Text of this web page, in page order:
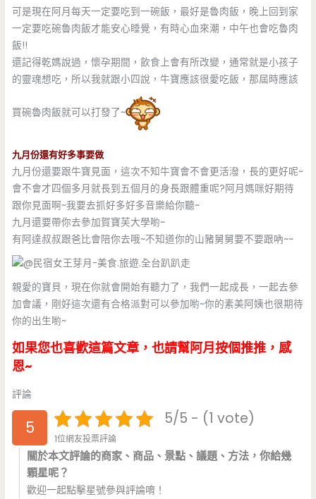
可是現在阿月每天一定要吃到一碗飯，最好是魯肉飯，晚上回到家
一定要吃碗魯肉飯才能安心睡覺，有時心血來潮，中午也會吃魯肉
飯!!
還記得乾媽說過，懷孕期間，飲食上會有所改變，通常就是小孩子
的靈魂想吃，所以我就跟小四說，牛寶應該很愛吃飯，那屆時應該
買碗魯肉飯就可以打發了~
九月份還有好多事要做
九月份還要跟牛寶見面，這次不知牛寶會不會更活潑，長的更好呢~
會不會才四個多月就長到五個月的身長跟體重呢?阿月媽咪好期待
跟你見面啊~我要去抓好多好多音樂給你聽~
九月還要帶你去參加賀寶芙大學喲~
有阿達叔叔跟爸比會陪你去哦~不知道你的山豬舅舅要不要跟吶~~
親愛的寶貝，現在你就會開始有聽力了，我們一起成長，一起去參
加會議，剛好這次還有合格派對可以參加喲~你的素美阿姨也很期待
你的出生喲~
如果您也喜歡這篇文章，也請幫阿月按個推推，感
恩~
評論
5 5/5 - (1 vote)
1位網友投票評論
關於本文評論的商家、商品、景點、議題、方法，你給幾
顆星呢？
歡迎一起點擊星號參與評論唷！